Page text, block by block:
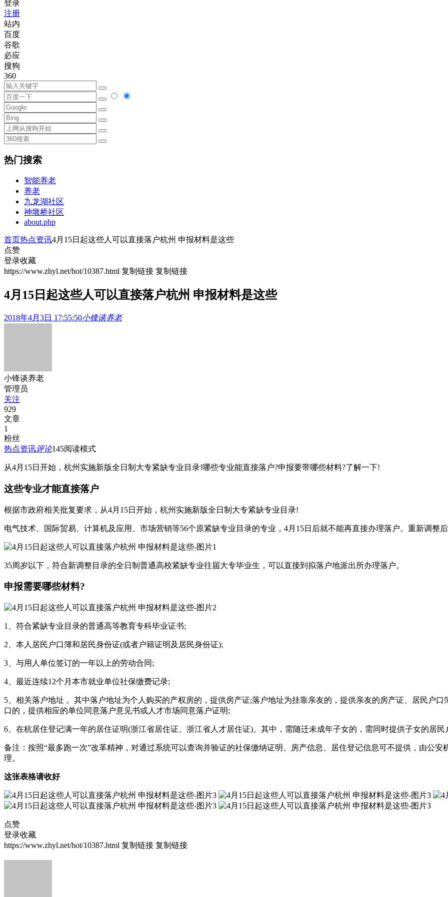
登录
注册
站内
百度
谷歌
必应
搜狗
360
热门搜索
智能养老
养老
九龙湖社区
神墩桥社区
about.php
首页热点资讯4月15日起这些人可以直接落户杭州 申报材料是这些
点赞
登录收藏
https://www.zhyl.net/hot/10387.html 复制链接 复制链接
4月15日起这些人可以直接落户杭州 申报材料是这些
2018年4月3日 17:55:50小锋谈养老
小锋谈养老
管理员
关注
929
文章
1
粉丝
热点资讯评论145阅读模式
从4月15日开始，杭州实施新版全日制大专紧缺专业目录!哪些专业能直接落户?申报要带哪些材料?了解一下!
这些专业才能直接落户
根据市政府相关批复要求，从4月15日开始，杭州实施新版全日制大专紧缺专业目录!
电气技术、国际贸易、计算机及应用、市场营销等56个原紧缺专业目录的专业，4月15日后就不能再直接办理落户。重新调整
35周岁以下，符合新调整目录的全日制普通高校紧缺专业往届大专毕业生，可以直接到拟落户地派出所办理落户。
申报需要哪些材料?
1、符合紧缺专业目录的普通高等教育专科毕业证书;
2、本人居民户口簿和居民身份证(或者户籍证明及居民身份证);
3、与用人单位签订的一年以上的劳动合同;
4、最近连续12个月本市就业单位社保缴费记录;
5、相关落户地址 。其中落户地址为个人购买的产权房的，提供房产证;落户地址为挂靠亲友的，提供亲友的房产证、居民户
口的，提供相应的单位同意落户意见书或人才市场同意落户证明;
6、在杭居住登记满一年的居住证明(浙江省居住证、浙江省人才居住证)。其中，需随迁未成年子女的，需同时提供子女的居民
备注：按照“最多跑一次”改革精神，对通过系统可以查询并验证的社保缴纳证明、房产信息、居住登记信息可不提供，由公
理。
这张表格请收好
点赞
登录收藏
https://www.zhyl.net/hot/10387.html 复制链接 复制链接